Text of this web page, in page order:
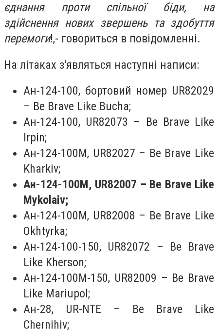
єднання проти спільної біди, на
здійснення нових звершень та здобуття
перемоги!,- говориться в повідомленні.
На літаках з'являться наступні написи:
Ан-124-100, бортовий номер UR82029
– Be Brave Like Bucha;
Ан-124-100, UR82073 – Be Brave Like
Irpin;
Ан-124-100М, UR82027 – Be Brave Like
Kharkiv;
Ан-124-100М, UR82007 – Be Brave Like
Mykolaiv;
Ан-124-100М, UR82008 – Be Brave Like
Okhtyrka;
Ан-124-100-150, UR82072 – Be Brave
Like Kherson;
Ан-124-100М-150, UR82009 – Be Brave
Like Mariupol;
Ан-28, UR-NTE – Be Brave Like
Chernihiv;